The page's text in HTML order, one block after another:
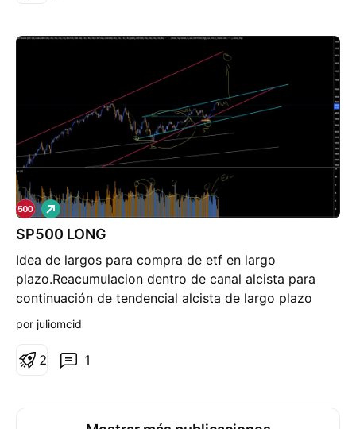
juntos y, posteriormente los mercados rebotan pero
el Oro continúa cayendo... En esas pautas, el oro
suele anticipar recortes de precios en mercados a
pesar de que continúan subiendo. Cuando el Oro gira
al alza, los mercados tienden a corregir a la baja en
estas situaciones. Actualmente se está dando esta
situación. ¿Veremos un rebote en Oro y recortes en
S&P500?
SP500 LONG
Idea de largos para compra de etf en largo
plazo.Reacumulacion dentro de canal alcista para
continuación de tendencial alcista de largo plazo
L
a
r
o
por juliomcid
1
2